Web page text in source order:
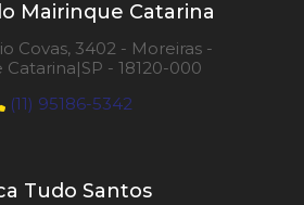
Mairinque Catarina
Covas, 3402 - Moreiras -
Catarina|SP - 18120-000
(11) 95186-5342
Tudo Santos